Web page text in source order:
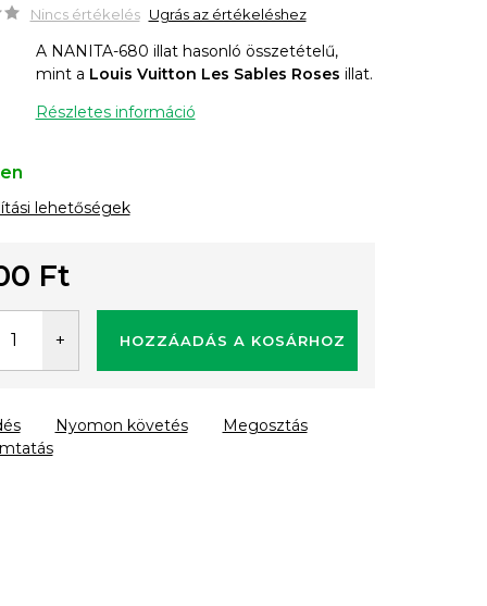
Nincs értékelés Ugrás az értékeléshez
A NANITA-680 illat hasonló összetételű,
mint a Louis Vuitton Les Sables Roses illat.
Részletes információ
lehetőségek
Ft
HOZZÁADÁS A KOSÁRHOZ
Nyomon követés Megosztás